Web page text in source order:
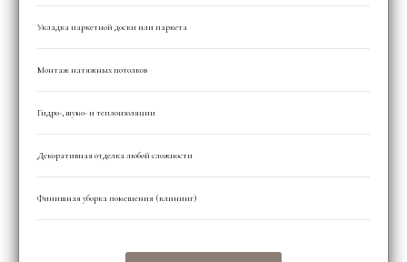
Укладка паркетной доски или паркета
Монтаж натяжных потолков
Гидро-, шумо- и теплоизоляции
Декоративная отделка любой сложности
Финишная уборка помещения (клининг)